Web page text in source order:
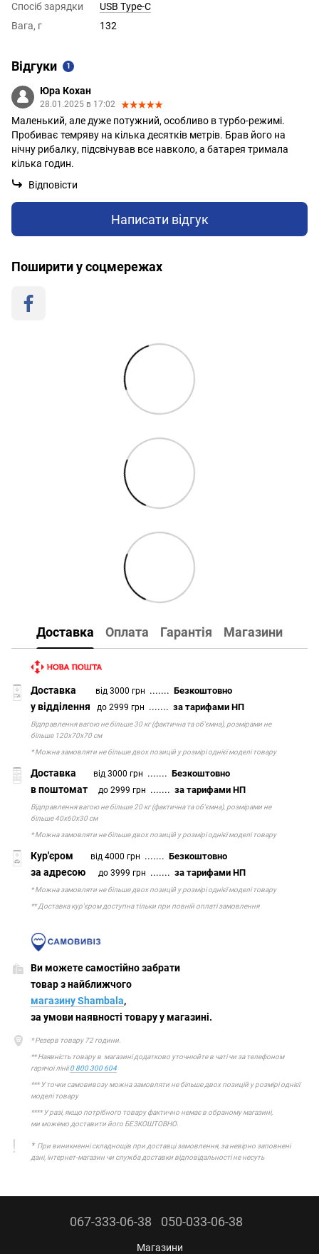
Спосіб зарядки
USB Type-C
Вага, г
132
Відгуки 1
Юра Кохан
28.01.2025 в 17:02
Маленький, але дуже потужний, особливо в турбо-режимі.
Пробиває темряву на кілька десятків метрів. Брав його на
нічну рибалку, підсвічував все навколо, а батарея тримала
кілька годин.
Відповісти
Написати відгук
Поширити у соцмережах
Доставка Оплата Гарантія Магазини
Доставка від 3000 грн .......Безкоштовно
у відділення до 2999 грн .......за тарифами НП
Відправлення вагою не більше 30 кг (фактична та об'ємна), розмірами не
більше 120х70х70 см
* Можна замовляти не більше двох позицій у розмірі однієї моделі товару
Доставка від 3000 грн .......Безкоштовно
в поштомат до 2999 грн .......за тарифами НП
Відправлення вагою не більше 20 кг (фактична та об'ємна), розмірами не
більше 40х60х30 см
* Можна замовляти не більше двох позицій у розмірі однієї моделі товару
Кур'єром від 4000 грн .......Безкоштовно
за адресою до 3999 грн .......за тарифами НП
* Можна замовляти не більше двох позицій у розмірі однієї моделі товару
** Доставка кур'єром доступна тільки при повній оплаті замовлення
Ви можете самостійно забрати
товар з найближчого
магазину Shambala,
за умови наявності товару у магазині.
* Резерв товару 72 години.
** Наявність товару в магазині додатково уточнюйте в чаті чи за телефоном
гарячої лінії0 800 300 604
*** У точки самовивозу можна замовляти не більше двох позицій у розмірі однієї
моделі товару
**** У разі, якщо потрібного товару фактично немає в обраному магазині,
ми можемо доставити його БЕЗКОШТОВНО.
*При виникненні складнощів при доставці замовлення, за невірно заповнені
дані, інтернет-магазин чи служба доставки відповідальності не несуть
067-333-06-38 050-033-06-38
Магазини